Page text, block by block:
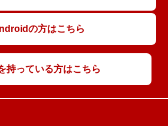
の方はこちら
持っている方はこちら